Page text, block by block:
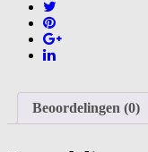
Beoordelingen (0)